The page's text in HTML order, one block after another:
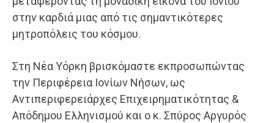
στην καρδιά μιας από τις σημαντικότερες
μητροπόλεις του κόσμου.
Στη Νέα Υόρκη βρισκόμαστε εκπροσωπώντας
την Περιφέρεια Ιονίων Νήσων, ως
Αντιπεριφερειάρχες Επιχειρηματικότητας &
Απόδημου Ελληνισμού και ο κ. Σπύρος Αργυρός